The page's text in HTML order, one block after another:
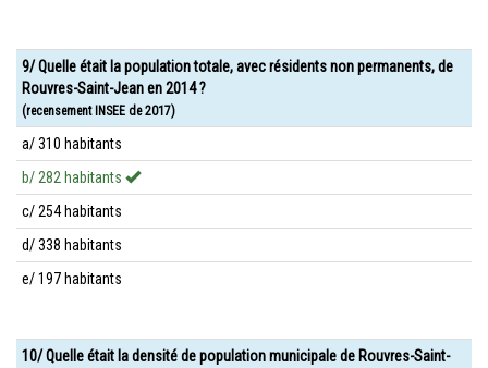
9/ Quelle était la population totale, avec résidents non permanents, de
Rouvres-Saint-Jean en 2014 ?
(recensement INSEE de 2017)
a/ 310 habitants
b/ 282 habitants
c/ 254 habitants
d/ 338 habitants
e/ 197 habitants
10/ Quelle était la densité de population municipale de Rouvres-Saint-